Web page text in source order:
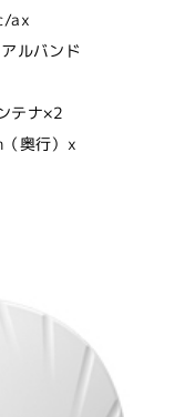
ax
ルバンド
ナ×2
奥行）x